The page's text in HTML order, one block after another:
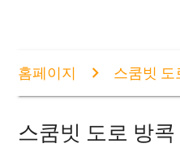
홈페이지 스쿰빗 도
스쿰빗 도로 방콕